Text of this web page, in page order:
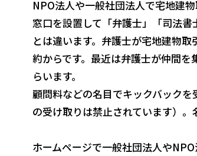
NPO法人や一般社団法人で宅地建
窓口を設置して「弁護士」「司法
とは違います。弁護士が宅地建物
約からです。最近は弁護士が仲間
らいます。
顧問料などの名目でキックバック
の受け取りは禁止されています）。
ホームページで一般社団法人や